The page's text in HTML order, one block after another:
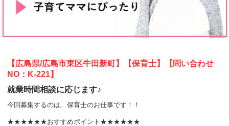
【広島県/広島市東区牛田新町】【保育士】【問い合わせ
NO：K-221】
就業時間相談に応じます♪
今回募集するのは、保育士のお仕事です！！
★★★★★★おすすめポイント★★★★★★